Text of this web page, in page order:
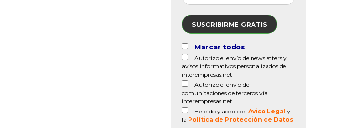
SUSCRIBIRME GRATIS
Marcar todos
Autorizo el envío de newsletters y
avisos informativos personalizados de
interempresas.net
Autorizo el envío de
comunicaciones de terceros vía
interempresas.net
He leído y acepto el Aviso Legal y
la Política de Protección de Datos